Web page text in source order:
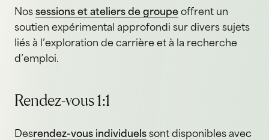
Nos sessions et ateliers de groupe offrent un
soutien expérimental approfondi sur divers sujets
liés à l’exploration de carrière et à la recherche
d’emploi.
Rendez-vous 1:1
Desrendez-vous individuels sont disponibles avec